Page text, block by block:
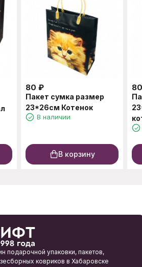
80 ₽
Пакет сумка размер
23*26см Котенок
В наличии
В корзину
80
подарочной упаковки, пакетов,
ковриков в Хабаровске